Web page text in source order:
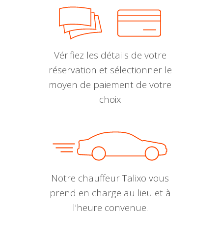
Vérifiez les détails de votre
réservation et sélectionner le
moyen de paiement de votre
choix
Notre chauffeur Talixo vous
prend en charge au lieu et à
l'heure convenue.